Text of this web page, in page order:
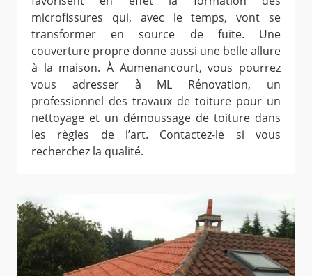
microfissures qui, avec le temps, vont se
transformer en source de fuite. Une
couverture propre donne aussi une belle allure
à la maison. À Aumenancourt, vous pourrez
vous adresser à ML Rénovation, un
professionnel des travaux de toiture pour un
nettoyage et un démoussage de toiture dans
les règles de l’art. Contactez-le si vous
recherchez la qualité.